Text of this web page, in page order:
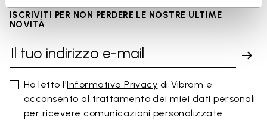
ISCRIVITI PER NON PERDERE LE NOSTRE ULTIME
NOVITÀ
Ho letto l'Informativa Privacy di Vibram e
acconsento al trattamento dei miei dati personali
per ricevere comunicazioni personalizzate